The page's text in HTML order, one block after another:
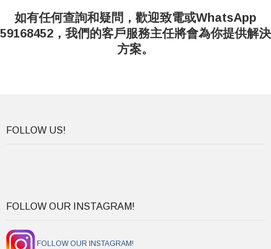
如有任何查詢和疑問，歡迎致電或WhatsApp
59168452，我們的客戶服務主任將會為你提供解決
方案。
FOLLOW US!
FOLLOW OUR INSTAGRAM!
FOLLOW OUR INSTAGRAM!